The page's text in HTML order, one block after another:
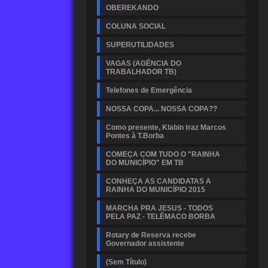
OBEREKANDO
COLUNA SOCIAL
SUPERUTILIDADES
VAGAS (AGÊNCIA DO
TRABALHADOR TB)
Telefones de Emergência
NOSSA COPA... NOSSA COPA??
Como presente, Klabin traz Marcos
Pontes à T.Borba
COMEÇA COM TUDO O "RAINHA
DO MUNICÍPIO" EM TB
CONHEÇA AS CANDIDATAS A
RAINHA DO MUNICÍPIO 2015
MARCHA PRA JESUS - TODOS
PELA PAZ - TELÊMACO BORBA
Rotary de Reserva recebe
Governador assistente
(Sem Título)